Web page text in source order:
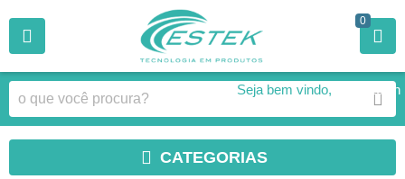
0
Seja bem vindo, Faça Login
CATEGORIAS